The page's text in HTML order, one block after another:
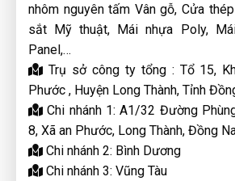
nhôm nguyên tấm Vân gỗ, Cửa
sắt Mỹ thuật, Mái nhựa Poly,
Panel,…
Trụ sở công ty tổng : Tổ 15,
Phước , Huyện Long Thành, Tỉnh
Chi nhánh 1: A1/32 Đường
8, Xã an Phước, Long Thành, Đồng
Chi nhánh 2: Bình Dương
Chi nhánh 3: Vũng Tàu